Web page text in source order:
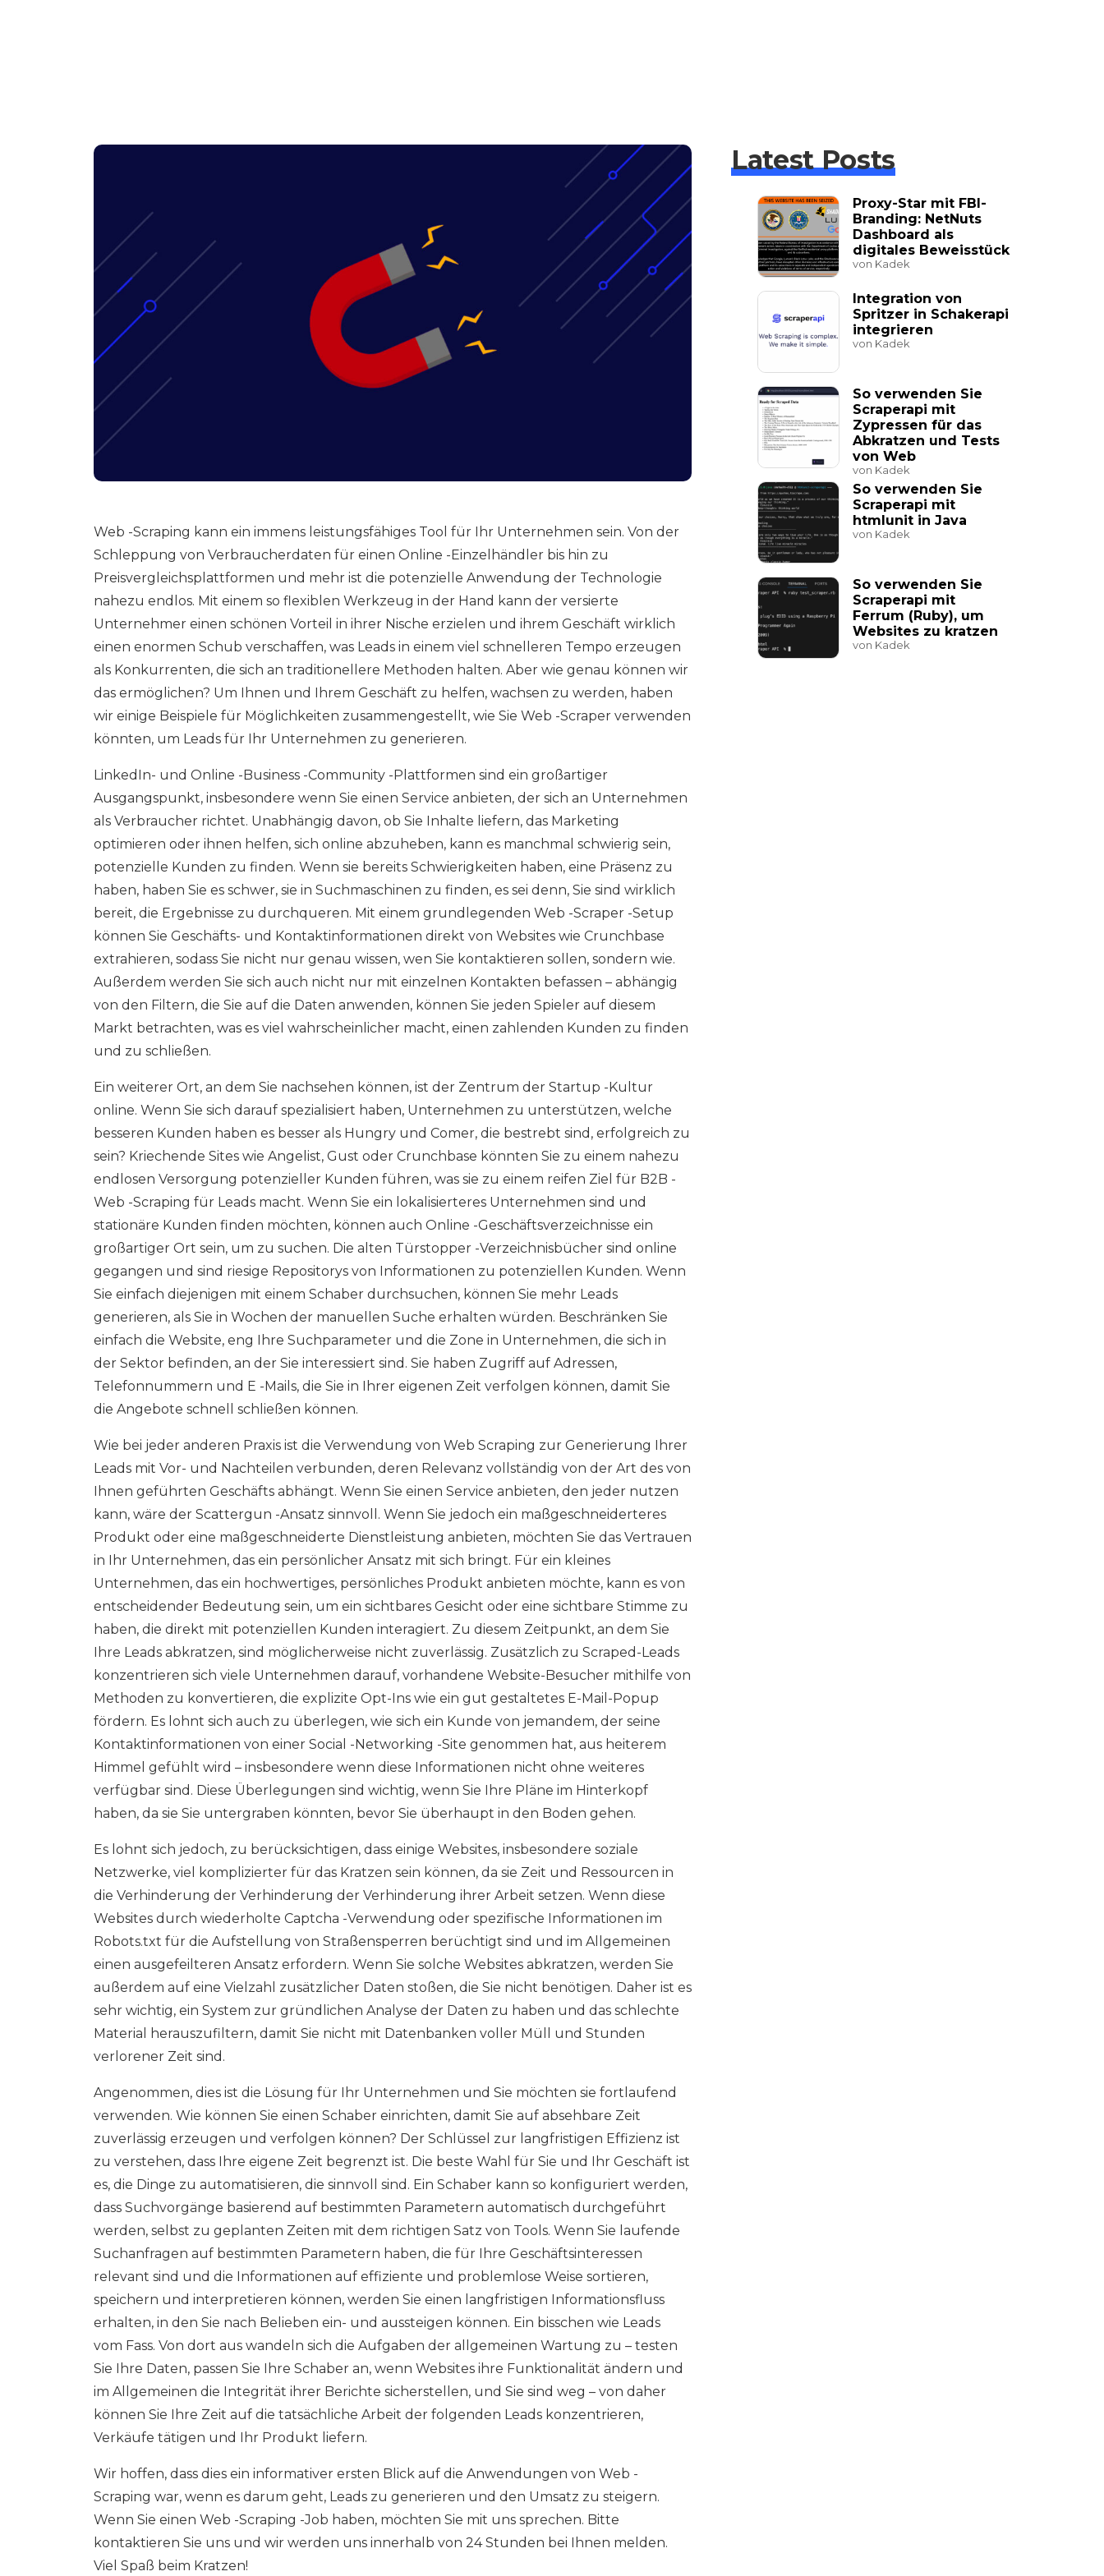
Web -Scraping kann ein immens leistungsfähiges Tool für Ihr Unternehmen sein. Von der
Schleppung von Verbraucherdaten für einen Online -Einzelhändler bis hin zu
Preisvergleichsplattformen und mehr ist die potenzielle Anwendung der Technologie
nahezu endlos. Mit einem so flexiblen Werkzeug in der Hand kann der versierte
Unternehmer einen schönen Vorteil in ihrer Nische erzielen und ihrem Geschäft wirklich
einen enormen Schub verschaffen, was Leads in einem viel schnelleren Tempo erzeugen
als Konkurrenten, die sich an traditionellere Methoden halten. Aber wie genau können wir
das ermöglichen? Um Ihnen und Ihrem Geschäft zu helfen, wachsen zu werden, haben
wir einige Beispiele für Möglichkeiten zusammengestellt, wie Sie Web -Scraper verwenden
könnten, um Leads für Ihr Unternehmen zu generieren.
LinkedIn- und Online -Business -Community -Plattformen sind ein großartiger
Ausgangspunkt, insbesondere wenn Sie einen Service anbieten, der sich an Unternehmen
als Verbraucher richtet. Unabhängig davon, ob Sie Inhalte liefern, das Marketing
optimieren oder ihnen helfen, sich online abzuheben, kann es manchmal schwierig sein,
potenzielle Kunden zu finden. Wenn sie bereits Schwierigkeiten haben, eine Präsenz zu
haben, haben Sie es schwer, sie in Suchmaschinen zu finden, es sei denn, Sie sind wirklich
bereit, die Ergebnisse zu durchqueren. Mit einem grundlegenden Web -Scraper -Setup
können Sie Geschäfts- und Kontaktinformationen direkt von Websites wie Crunchbase
extrahieren, sodass Sie nicht nur genau wissen, wen Sie kontaktieren sollen, sondern wie.
Außerdem werden Sie sich auch nicht nur mit einzelnen Kontakten befassen – abhängig
von den Filtern, die Sie auf die Daten anwenden, können Sie jeden Spieler auf diesem
Markt betrachten, was es viel wahrscheinlicher macht, einen zahlenden Kunden zu finden
und zu schließen.
Ein weiterer Ort, an dem Sie nachsehen können, ist der Zentrum der Startup -Kultur
online. Wenn Sie sich darauf spezialisiert haben, Unternehmen zu unterstützen, welche
besseren Kunden haben es besser als Hungry und Comer, die bestrebt sind, erfolgreich zu
sein? Kriechende Sites wie Angelist, Gust oder Crunchbase könnten Sie zu einem nahezu
endlosen Versorgung potenzieller Kunden führen, was sie zu einem reifen Ziel für B2B -
Web -Scraping für Leads macht. Wenn Sie ein lokalisierteres Unternehmen sind und
stationäre Kunden finden möchten, können auch Online -Geschäftsverzeichnisse ein
großartiger Ort sein, um zu suchen. Die alten Türstopper -Verzeichnisbücher sind online
gegangen und sind riesige Repositorys von Informationen zu potenziellen Kunden. Wenn
Sie einfach diejenigen mit einem Schaber durchsuchen, können Sie mehr Leads
generieren, als Sie in Wochen der manuellen Suche erhalten würden. Beschränken Sie
einfach die Website, eng Ihre Suchparameter und die Zone in Unternehmen, die sich in
der Sektor befinden, an der Sie interessiert sind. Sie haben Zugriff auf Adressen,
Telefonnummern und E -Mails, die Sie in Ihrer eigenen Zeit verfolgen können, damit Sie
die Angebote schnell schließen können.
Wie bei jeder anderen Praxis ist die Verwendung von Web Scraping zur Generierung Ihrer
Leads mit Vor- und Nachteilen verbunden, deren Relevanz vollständig von der Art des von
Ihnen geführten Geschäfts abhängt. Wenn Sie einen Service anbieten, den jeder nutzen
kann, wäre der Scattergun -Ansatz sinnvoll. Wenn Sie jedoch ein maßgeschneiderteres
Produkt oder eine maßgeschneiderte Dienstleistung anbieten, möchten Sie das Vertrauen
in Ihr Unternehmen, das ein persönlicher Ansatz mit sich bringt. Für ein kleines
Unternehmen, das ein hochwertiges, persönliches Produkt anbieten möchte, kann es von
entscheidender Bedeutung sein, um ein sichtbares Gesicht oder eine sichtbare Stimme zu
haben, die direkt mit potenziellen Kunden interagiert. Zu diesem Zeitpunkt, an dem Sie
Ihre Leads abkratzen, sind möglicherweise nicht zuverlässig. Zusätzlich zu Scraped-Leads
konzentrieren sich viele Unternehmen darauf, vorhandene Website-Besucher mithilfe von
Methoden zu konvertieren, die explizite Opt-Ins wie ein gut gestaltetes E-Mail-Popup
fördern. Es lohnt sich auch zu überlegen, wie sich ein Kunde von jemandem, der seine
Kontaktinformationen von einer Social -Networking -Site genommen hat, aus heiterem
Himmel gefühlt wird – insbesondere wenn diese Informationen nicht ohne weiteres
verfügbar sind. Diese Überlegungen sind wichtig, wenn Sie Ihre Pläne im Hinterkopf
haben, da sie Sie untergraben könnten, bevor Sie überhaupt in den Boden gehen.
Es lohnt sich jedoch, zu berücksichtigen, dass einige Websites, insbesondere soziale
Netzwerke, viel komplizierter für das Kratzen sein können, da sie Zeit und Ressourcen in
die Verhinderung der Verhinderung der Verhinderung ihrer Arbeit setzen. Wenn diese
Websites durch wiederholte Captcha -Verwendung oder spezifische Informationen im
Robots.txt für die Aufstellung von Straßensperren berüchtigt sind und im Allgemeinen
einen ausgefeilteren Ansatz erfordern. Wenn Sie solche Websites abkratzen, werden Sie
außerdem auf eine Vielzahl zusätzlicher Daten stoßen, die Sie nicht benötigen. Daher ist es
sehr wichtig, ein System zur gründlichen Analyse der Daten zu haben und das schlechte
Material herauszufiltern, damit Sie nicht mit Datenbanken voller Müll und Stunden
verlorener Zeit sind.
Angenommen, dies ist die Lösung für Ihr Unternehmen und Sie möchten sie fortlaufend
verwenden. Wie können Sie einen Schaber einrichten, damit Sie auf absehbare Zeit
zuverlässig erzeugen und verfolgen können? Der Schlüssel zur langfristigen Effizienz ist
zu verstehen, dass Ihre eigene Zeit begrenzt ist. Die beste Wahl für Sie und Ihr Geschäft ist
es, die Dinge zu automatisieren, die sinnvoll sind. Ein Schaber kann so konfiguriert werden,
dass Suchvorgänge basierend auf bestimmten Parametern automatisch durchgeführt
werden, selbst zu geplanten Zeiten mit dem richtigen Satz von Tools. Wenn Sie laufende
Suchanfragen auf bestimmten Parametern haben, die für Ihre Geschäftsinteressen
relevant sind und die Informationen auf effiziente und problemlose Weise sortieren,
speichern und interpretieren können, werden Sie einen langfristigen Informationsfluss
erhalten, in den Sie nach Belieben ein- und aussteigen können. Ein bisschen wie Leads
vom Fass. Von dort aus wandeln sich die Aufgaben der allgemeinen Wartung zu – testen
Sie Ihre Daten, passen Sie Ihre Schaber an, wenn Websites ihre Funktionalität ändern und
im Allgemeinen die Integrität ihrer Berichte sicherstellen, und Sie sind weg – von daher
können Sie Ihre Zeit auf die tatsächliche Arbeit der folgenden Leads konzentrieren,
Verkäufe tätigen und Ihr Produkt liefern.
Wir hoffen, dass dies ein informativer ersten Blick auf die Anwendungen von Web -
Scraping war, wenn es darum geht, Leads zu generieren und den Umsatz zu steigern.
Wenn Sie einen Web -Scraping -Job haben, möchten Sie mit uns sprechen. Bitte
kontaktieren Sie uns und wir werden uns innerhalb von 24 Stunden bei Ihnen melden.
Viel Spaß beim Kratzen!
Latest Posts
Proxy-Star mit FBI-
Branding: NetNuts
Dashboard als
digitales Beweisstück
von Kadek
Integration von
Spritzer in Schakerapi
integrieren
von Kadek
So verwenden Sie
Scraperapi mit
Zypressen für das
Abkratzen und Tests
von Web
von Kadek
So verwenden Sie
Scraperapi mit
htmlunit in Java
von Kadek
So verwenden Sie
Scraperapi mit
Ferrum (Ruby), um
Websites zu kratzen
von Kadek